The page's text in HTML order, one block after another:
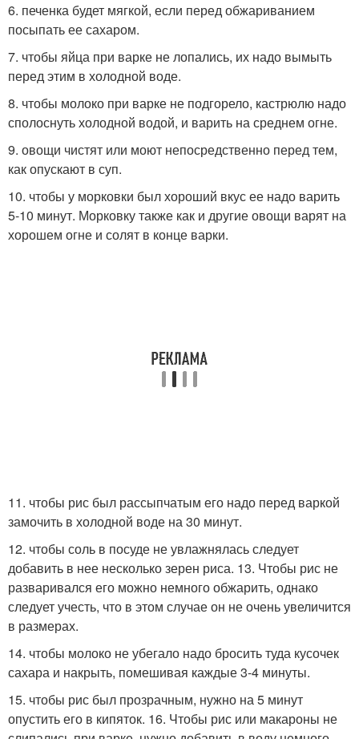
6. печенка будет мягкой, если перед обжариванием
посыпать ее сахаром.
7. чтобы яйца при варке не лопались, их надо вымыть
перед этим в холодной воде.
8. чтобы молоко при варке не подгорело, кастрюлю надо
сполоснуть холодной водой, и варить на среднем огне.
9. овощи чистят или моют непосредственно перед тем,
как опускают в суп.
10. чтобы у морковки был хороший вкус ее надо варить
5-10 минут. Морковку также как и другие овощи варят на
хорошем огне и солят в конце варки.
11. чтобы рис был рассыпчатым его надо перед варкой
замочить в холодной воде на 30 минут.
12. чтобы соль в посуде не увлажнялась следует
добавить в нее несколько зерен риса. 13. Чтобы рис не
разваривался его можно немного обжарить, однако
следует учесть, что в этом случае он не очень увеличится
в размерах.
14. чтобы молоко не убегало надо бросить туда кусочек
сахара и накрыть, помешивая каждые 3-4 минуты.
15. чтобы рис был прозрачным, нужно на 5 минут
опустить его в кипяток. 16. Чтобы рис или макароны не